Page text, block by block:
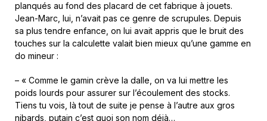
planqués au fond des placard de cet fabrique à jouets.
Jean-Marc, lui, n’avait pas ce genre de scrupules. Depuis
sa plus tendre enfance, on lui avait appris que le bruit des
touches sur la calculette valait bien mieux qu’une gamme en
do mineur :
– « Comme le gamin crève la dalle, on va lui mettre les
poids lourds pour assurer sur l’écoulement des stocks.
Tiens tu vois, là tout de suite je pense à l’autre aux gros
nibards, putain c’est quoi son nom déjà…